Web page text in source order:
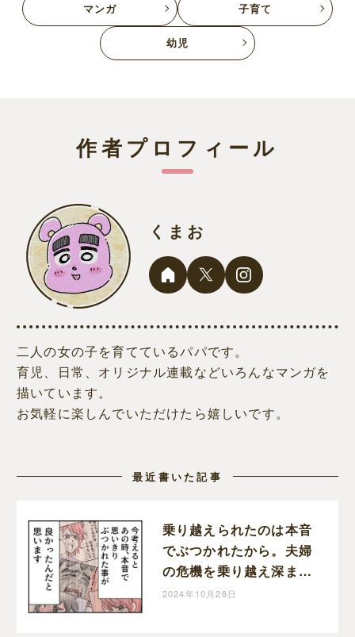
マンガ 子育て
幼児
作者プロフィール
くまお
二人の女の子を育てているパパです。
育児、日常、オリジナル連載などいろんなマンガを
描いています。
お気軽に楽しんでいただけたら嬉しいです。
最近書いた記事
乗り越えられたのは本音
でぶつかれたから。夫婦
の危機を乗り越え深まっ
た家族の絆。育児なめす
2024年10月28日